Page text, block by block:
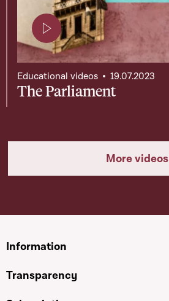
Page contenant une vidéo
The Parliament
Educational videos 19.07.2023
More videos
Information
Transparency